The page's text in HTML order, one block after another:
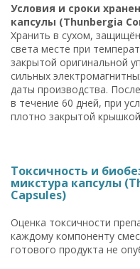
Условия и сроки
капсулы (Thunbergia
Хранить в сухом,
света месте при
закрытой оригинальной
сильных
даты производства.
в течение 60 дней, при
плотно закрытой
Токсичность и
микстура капсулы
Capsules)
Оценка токсичности
каждому компоненту
готового продукта не